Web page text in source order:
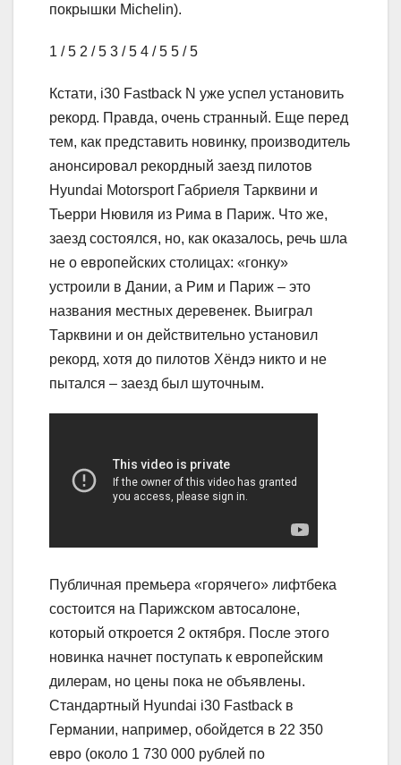
покрышки Michelin).
1 / 5 2 / 5 3 / 5 4 / 5 5 / 5
Кстати, i30 Fastback N уже успел установить
рекорд. Правда, очень странный. Еще перед
тем, как представить новинку, производитель
анонсировал рекордный заезд пилотов
Hyundai Motorsport Габриеля Тарквини и
Тьерри Нювиля из Рима в Париж. Что же,
заезд состоялся, но, как оказалось, речь шла
не о европейских столицах: «гонку»
устроили в Дании, а Рим и Париж – это
названия местных деревенек. Выиграл
Тарквини и он действительно установил
рекорд, хотя до пилотов Хёндэ никто и не
пытался – заезд был шуточным.
Публичная премьера «горячего» лифтбека
состоится на Парижском автосалоне,
который откроется 2 октября. После этого
новинка начнет поступать к европейским
дилерам, но цены пока не объявлены.
Стандартный Hyundai i30 Fastback в
Германии, например, обойдется в 22 350
евро (около 1 730 000 рублей по